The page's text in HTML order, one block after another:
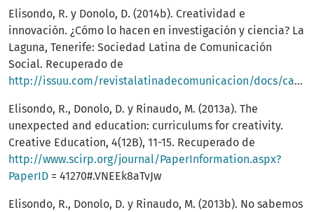
Elisondo, R. y Donolo, D. (2014b). Creatividad e
innovación. ¿Cómo lo hacen en investigación y ciencia? La
Laguna, Tenerife: Sociedad Latina de Comunicación
Social. Recuperado de
http://issuu.com/revistalatinadecomunicacion/docs/cac65
Elisondo, R., Donolo, D. y Rinaudo, M. (2013a). The
unexpected and education: curriculums for creativity.
Creative Education, 4(12B), 11-15. Recuperado de
http://www.scirp.org/journal/PaperInformation.aspx?
PaperID = 41270#.VNEEk8aTvJw
Elisondo, R., Donolo, D. y Rinaudo, M. (2013b). No sabemos